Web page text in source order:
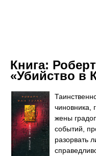
Книга:
«Убийство в
чиновника,
жены
событий,
разорвать